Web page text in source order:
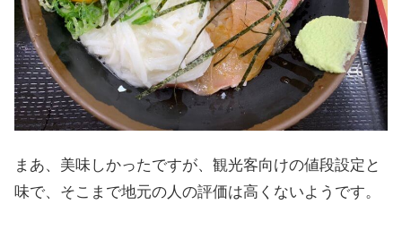
まあ、美味しかったですが、観光客向けの値段設定と
味で、そこまで地元の人の評価は高くないようです。